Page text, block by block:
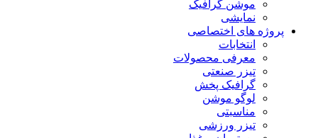
موشن گرافیک
نمایشی
پروژه های اختصاصی
انتخابات
معرفی محصولات
تیزر صنعتی
گرافیک پخش
لوگو موشن
مناسبتی
تیزر ورزشی